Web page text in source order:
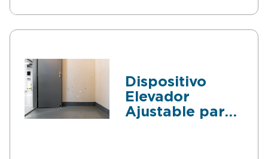
Dispositivo
Elevador
Ajustable para